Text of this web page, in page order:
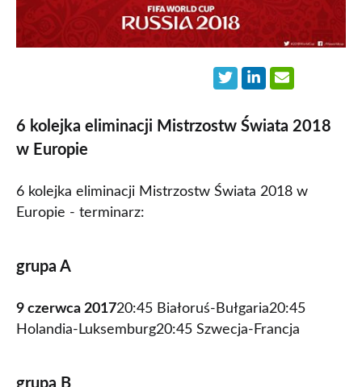
6 kolejka eliminacji Mistrzostw Świata 2018
w Europie
6 kolejka eliminacji Mistrzostw Świata 2018 w
Europie - terminarz:
grupa A
9 czerwca 201720:45 Białoruś-Bułgaria20:45
Holandia-Luksemburg20:45 Szwecja-Francja
grupa B